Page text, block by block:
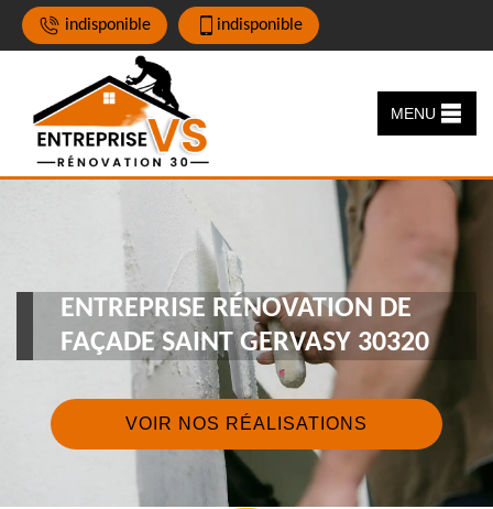
indisponible indisponible
MENU
ENTREPRISE RÉNOVATION DE
FAÇADE SAINT GERVASY 30320
VOIR NOS RÉALISATIONS